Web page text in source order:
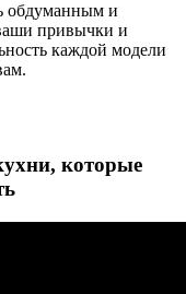
обдуманным и
привычки и
каждой модели
которые